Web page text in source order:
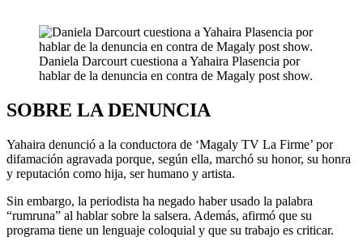
Daniela Darcourt cuestiona a Yahaira Plasencia por
hablar de la denuncia en contra de Magaly post show.
SOBRE LA DENUNCIA
Yahaira denunció a la conductora de ‘Magaly TV La Firme’ por
difamación agravada porque, según ella, marchó su honor, su honra
y reputación como hija, ser humano y artista.
Sin embargo, la periodista ha negado haber usado la palabra
“rumruna” al hablar sobre la salsera. Además, afirmó que su
programa tiene un lenguaje coloquial y que su trabajo es criticar.